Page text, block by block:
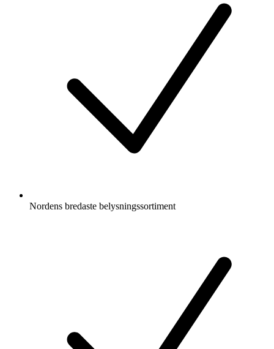
Nordens bredaste belysningssortiment